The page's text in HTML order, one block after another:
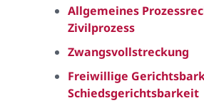
Allgemeines
Zivilprozess
Zwangsvollstreckung
Freiwillige
Schiedsgerichtsbarkeit